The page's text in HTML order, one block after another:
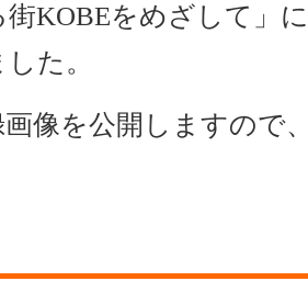
KOBEをめざして」
た。
画像を公開しますので